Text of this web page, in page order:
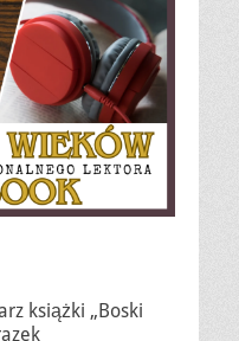
książki „Boski